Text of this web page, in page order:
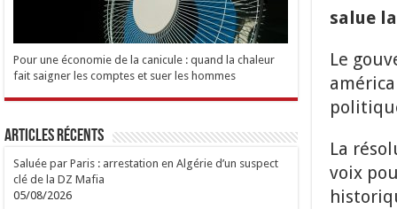
salue
Le
La
voix
Pour une économie de la canicule : quand la chaleur
fait saigner les comptes et suer les hommes
Articles Récents
Saluée par Paris : arrestation en Algérie d’un suspect
clé de la DZ Mafia
05/08/2026